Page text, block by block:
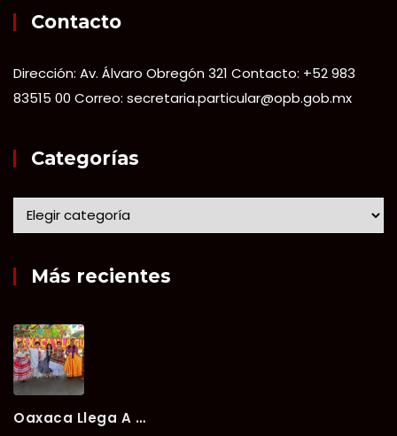
Contacto
Dirección: Av. Álvaro Obregón 321 Contacto: +52 983
83515 00 Correo: secretaria.particular@opb.gob.mx
Categorías
Más recientes
Oaxaca Llega A Chetumal Con El Color, Sabor Y Tradición De La Guelaguetza 2026.